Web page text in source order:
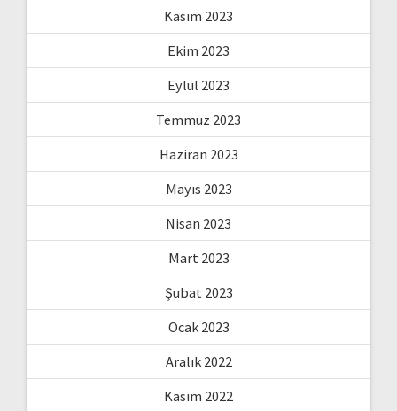
Kasım 2023
Ekim 2023
Eylül 2023
Temmuz 2023
Haziran 2023
Mayıs 2023
Nisan 2023
Mart 2023
Şubat 2023
Ocak 2023
Aralık 2022
Kasım 2022